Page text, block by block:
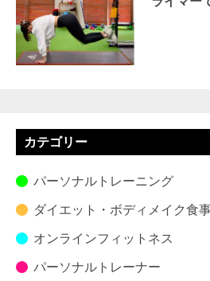
カテゴリー
パーソナルトレーニング
ダイエット・ボディメイク食
オンラインフィットネス
パーソナルトレーナー